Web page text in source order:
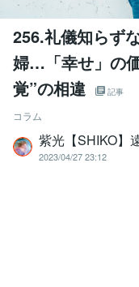
256.礼儀知らず
婦…「幸せ」の
覚”の相違
記事
コラム
紫光【SHIKO】
2023/04/27 23:12